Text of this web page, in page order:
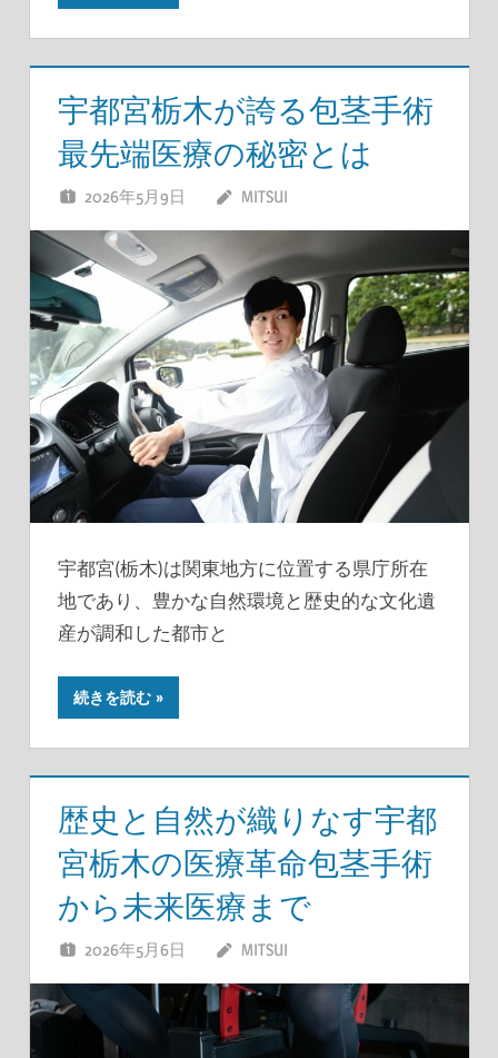
宇都宮栃木が誇る包茎手術
最先端医療の秘密とは
2026年5月9日 MITSUI
宇都宮(栃木)は関東地方に位置する県庁所在
地であり、豊かな自然環境と歴史的な文化遺
産が調和した都市と
続きを読む
歴史と自然が織りなす宇都
宮栃木の医療革命包茎手術
から未来医療まで
2026年5月6日 MITSUI